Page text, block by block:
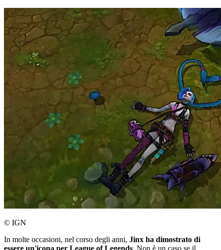
© IGN
In molte occasioni, nel corso degli anni, Jinx ha dimostrato di
essere un'icona per League of Legends. Non è un caso se il